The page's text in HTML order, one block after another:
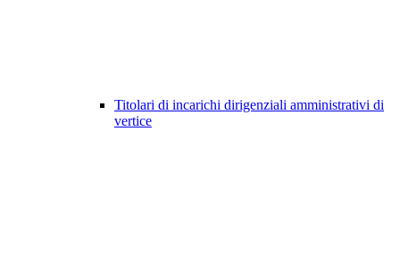
Titolari di incarichi dirigenziali amministrativi di
vertice